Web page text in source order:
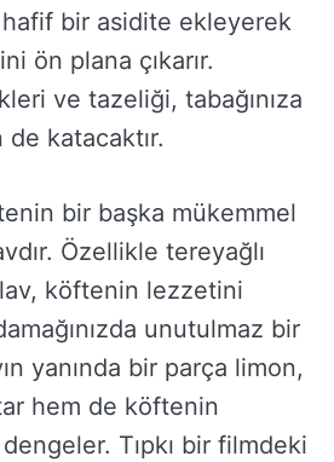
hafif bir asidite ekleyerek
ön plana çıkarır.
ve tazeliği, tabağınıza
katacaktır.
bir başka mükemmel
Özellikle tereyağlı
köftenin lezzetini
unutulmaz bir
yanında bir parça limon,
hem de köftenin
dengeler. Tıpkı bir filmdeki